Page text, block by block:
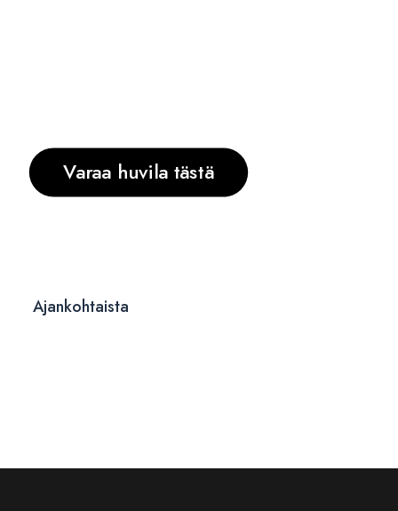
Varaa huvila tästä
Ajankohtaista